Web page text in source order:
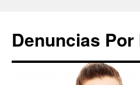
contenido
Denuncias